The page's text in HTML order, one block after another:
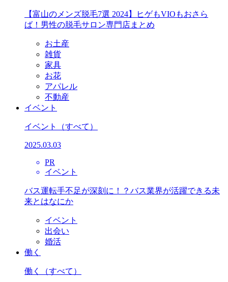
【富山のメンズ脱毛7選 2024】ヒゲもVIOもおさら
ば！男性の脱毛サロン専門店まとめ
お土産
雑貨
家具
お花
アパレル
不動産
イベント
イベント （すべて）
2025.03.03
PR
イベント
バス運転手不足が深刻に！？バス業界が活躍できる未
来とはなにか
イベント
出会い
婚活
働く
働く （すべて）